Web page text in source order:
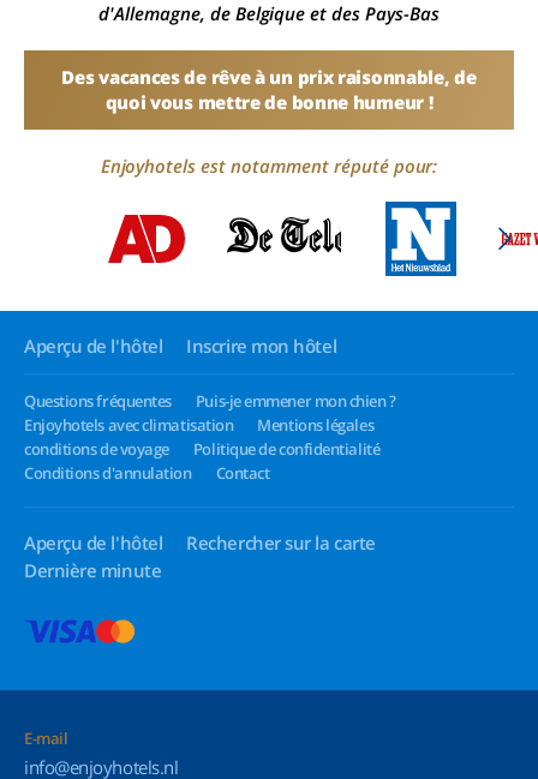
d'Allemagne, de Belgique et des Pays-Bas
Des vacances de rêve à un prix raisonnable, de
quoi vous mettre de bonne humeur !
Enjoyhotels est notamment réputé pour:
Aperçu de l'hôtel Inscrire mon hôtel
Questions fréquentes
Puis-je emmener mon chien ?
Enjoyhotels avec climatisation
Mentions légales
conditions de voyage
Politique de confidentialité
Conditions d'annulation
Contact
Aperçu de l'hôtel
Rechercher sur la carte
Dernière minute
E-mail
info@enjoyhotels.nl